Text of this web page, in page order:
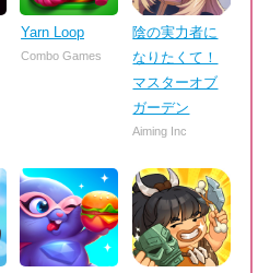
Yarn Loop
Combo Games
陰の実力者に
なりたくて！
マスターオブ
ガーデン
Aiming Inc